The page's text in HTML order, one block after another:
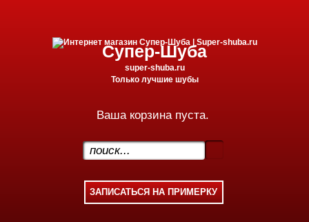
Супер-Шуба
super-shuba.ru
Только лучшие шубы
Ваша корзина пуста.
.